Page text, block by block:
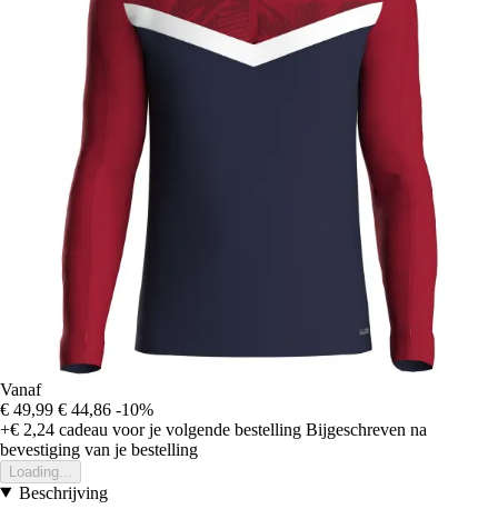
Vanaf
€ 49,99 € 44,86 -10%
+€ 2,24 cadeau voor je volgende bestelling Bijgeschreven na
bevestiging van je bestelling
Loading...
Beschrijving